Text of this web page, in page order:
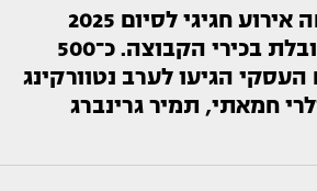
קבוצת BST אירחה אירוע חגיגי לסיום 2025
בחוות רונית, בהובלת בכירי הקבוצה. כ־500
הגיעו לערב נטוורקינג
חמאתי, תמיר גרינברג